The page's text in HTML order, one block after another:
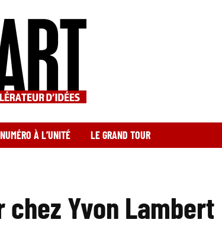
NUMÉRO À L’UNITÉ LE GRAND TOUR
chez Yvon Lambert